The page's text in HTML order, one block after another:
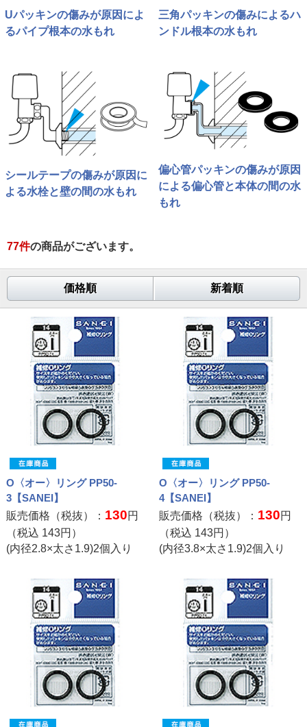
Uパッキンの傷みが原因によ
るパイプ根本の水もれ
三角パッキンの傷みによるハ
ンドル根本の水もれ
シールテープの傷みが原因に
よる水栓と壁の間の水もれ
偏心管パッキンの傷みが原因
による偏心管と本体の間の水
もれ
77件の商品がございます。
価格順 新着順
O〈オー〉リング PP50-
3【SANEI】
販売価格（税抜）： 130円
（税込 143円）
(内径2.8×太さ1.9)2個入り
O〈オー〉リング PP50-
4【SANEI】
販売価格（税抜）： 130円
（税込 143円）
(内径3.8×太さ1.9)2個入り